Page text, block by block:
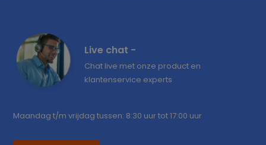
Live chat -
Chat live met onze product en
klantenservice experts
Maandag t/m vrijdag tussen: 8:30 uur tot 17:00 uur